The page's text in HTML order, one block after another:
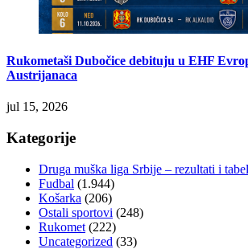
Rukometaši Dubočice debituju u EHF
Austrijanaca
jul 15, 2026
Kategorije
Druga muška liga Srbije – rezultati i
Fudbal (1.944)
Košarka (206)
Ostali sportovi (248)
Rukomet (222)
Uncategorized (33)